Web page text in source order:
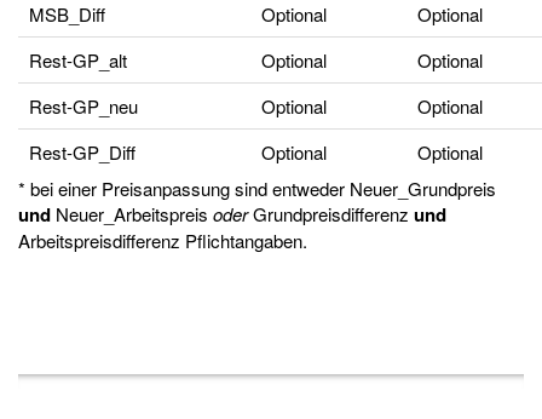
MSB_Diff
Optional
Optional
Rest-GP_alt
Optional
Optional
Rest-GP_neu
Optional
Optional
Rest-GP_Diff
Optional
Optional
* bei einer Preisanpassung sind entweder Neuer_Grundpreis
und Neuer_Arbeitspreis oderGrundpreisdifferenz und
Arbeitspreisdifferenz Pflichtangaben.